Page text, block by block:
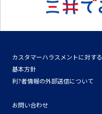
カスタマーハラスメントに対する
基本方針
利?者情報の外部送信について
お問い合わせ